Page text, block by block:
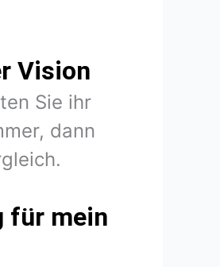
Vision
Sie ihr
dann
für mein